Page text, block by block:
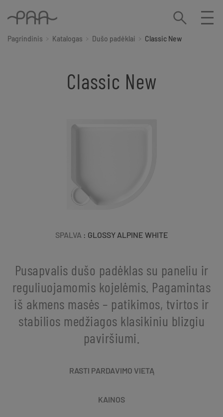
Pagrindinis Katalogas Dušo padėklai Classic New
Classic New
SPALVA : GLOSSY ALPINE WHITE
Pusapvalis dušo padėklas su paneliu ir
reguliuojamomis kojelėmis. Pagamintas
iš akmens masės – patikimos, tvirtos ir
stabilios medžiagos klasikiniu blizgiu
paviršiumi.
RASTI PARDAVIMO VIETĄ
KAINOS